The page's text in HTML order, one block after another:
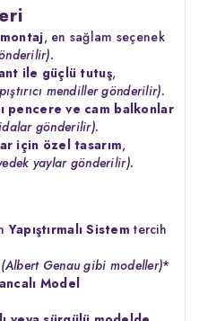
, en sağlam seçenek
ile güçlü tutuş,
mendiller gönderilir).
pencere ve cam balkonlar
gönderilir).
için özel tasarım,
yaylar gönderilir).
Yapıştırmalı Sistem tercih
(Albert Genau gibi modeller)*
Model